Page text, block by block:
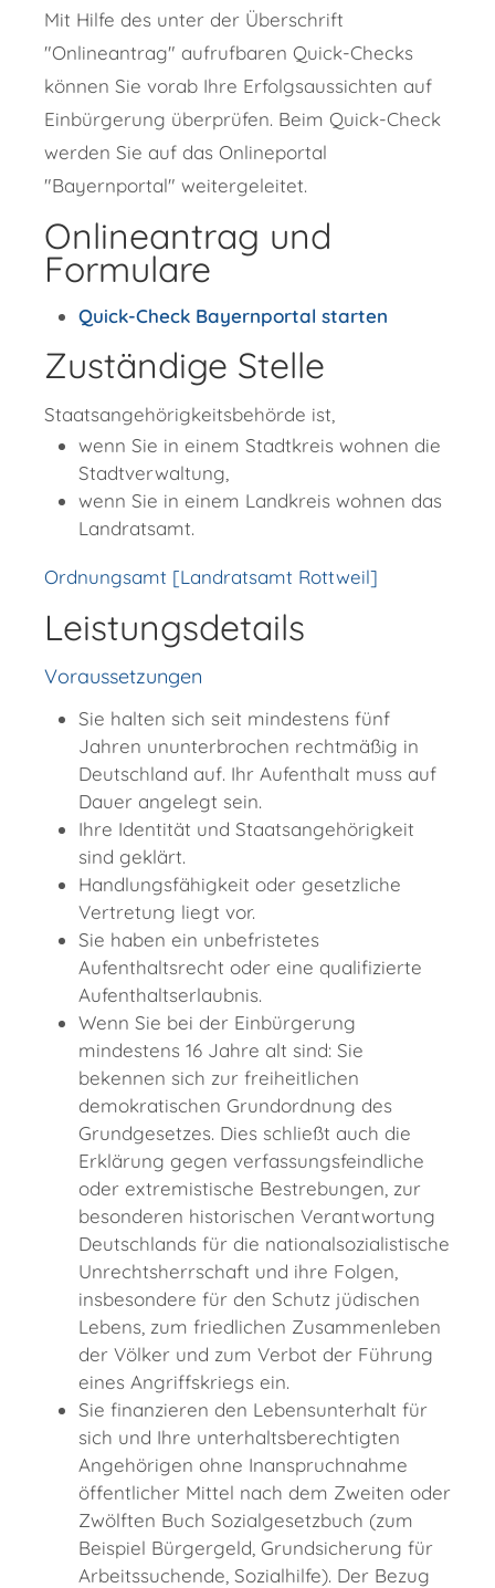
Mit Hilfe des unter der Überschrift
"Onlineantrag" aufrufbaren Quick-Checks
können Sie vorab Ihre Erfolgsaussichten auf
Einbürgerung überprüfen. Beim Quick-Check
werden Sie auf das Onlineportal
"Bayernportal" weitergeleitet.
Onlineantrag und
Formulare
Quick-Check Bayernportal starten
Zuständige Stelle
Staatsangehörigkeitsbehörde ist,
wenn Sie in einem Stadtkreis wohnen die
Stadtverwaltung,
wenn Sie in einem Landkreis wohnen das
Landratsamt.
Ordnungsamt [Landratsamt Rottweil]
Leistungsdetails
Voraussetzungen
Sie halten sich seit mindestens fünf
Jahren ununterbrochen rechtmäßig in
Deutschland auf. Ihr Aufenthalt muss auf
Dauer angelegt sein.
Ihre Identität und Staatsangehörigkeit
sind geklärt.
Handlungsfähigkeit oder gesetzliche
Vertretung liegt vor.
Sie haben ein unbefristetes
Aufenthaltsrecht oder eine qualifizierte
Aufenthaltserlaubnis.
Wenn Sie bei der Einbürgerung
mindestens 16 Jahre alt sind: Sie
bekennen sich zur freiheitlichen
demokratischen Grundordnung des
Grundgesetzes. Dies schließt auch die
Erklärung gegen verfassungsfeindliche
oder extremistische Bestrebungen, zur
besonderen historischen Verantwortung
Deutschlands für die nationalsozialistische
Unrechtsherrschaft und ihre Folgen,
insbesondere für den Schutz jüdischen
Lebens, zum friedlichen Zusammenleben
der Völker und zum Verbot der Führung
eines Angriffskriegs ein.
Sie finanzieren den Lebensunterhalt für
sich und Ihre unterhaltsberechtigten
Angehörigen ohne Inanspruchnahme
öffentlicher Mittel nach dem Zweiten oder
Zwölften Buch Sozialgesetzbuch (zum
Beispiel Bürgergeld, Grundsicherung für
Arbeitssuchende, Sozialhilfe). Der Bezug